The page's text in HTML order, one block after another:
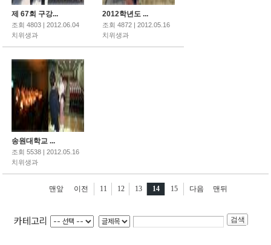
제 67회 구강...
조회 4803 | 2012.06.04
치위생과
2012학년도 ...
조회 4872 | 2012.05.16
치위생과
송원대학교 ...
조회 5538 | 2012.05.16
치위생과
맨앞 이전 11 12 13 14 15 다음 맨뒤
카테고리